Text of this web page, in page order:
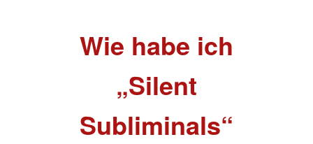
Wie habe ich
„Silent
Subliminals“